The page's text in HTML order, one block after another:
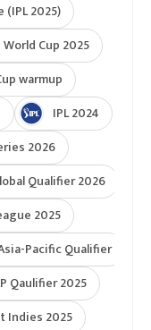
(IPL 2025)
World Cup 2025
warmup
IPL 2024
2026
Qualifier 2026
2025
Pacific Qualifier
Qaulifier 2025
Indies 2025